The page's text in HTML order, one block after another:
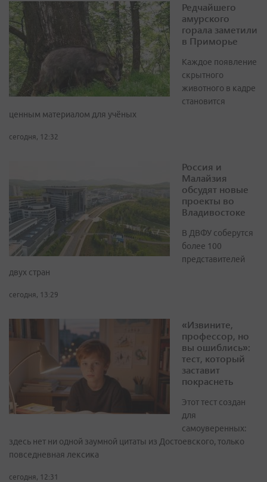
Редчайшего
амурского
горала заметили
в Приморье
Каждое появление
скрытного
животного в кадре
становится
ценным материалом для учёных
сегодня, 12:32
Россия и
Малайзия
обсудят новые
проекты во
Владивостоке
В ДВФУ соберутся
более 100
представителей
двух стран
сегодня, 13:29
«Извините,
профессор, но
вы ошиблись»:
тест, который
заставит
покраснеть
Этот тест создан
для
самоуверенных:
здесь нет ни одной заумной цитаты из Достоевского, только
повседневная лексика
сегодня, 12:31